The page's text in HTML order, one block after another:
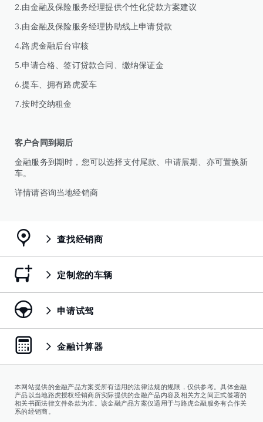
2.由金融及保险服务经理提供个性化贷款方案建议
3.由金融及保险服务经理协助线上申请贷款
4.路虎金融后台审核
5.申请合格、签订贷款合同、缴纳保证金
6.提车、拥有路虎爱车
7.按时交纳租金
客户合同到期后
金融服务到期时，您可以选择支付尾款、申请展期、亦可置换新
车。
详情请咨询当地经销商
查找经销商
定制您的车辆
申请试驾
金融计算器
本网站提供的金融产品方案受所有适用的法律法规的规限，仅供参考。具体金融
产品以当地路虎授权经销商所实际提供的金融产品内容及相关方之间正式签署的
相关书面法律文件条款为准。该金融产品方案仅适用于与路虎金融服务有合作关
系的经销商。